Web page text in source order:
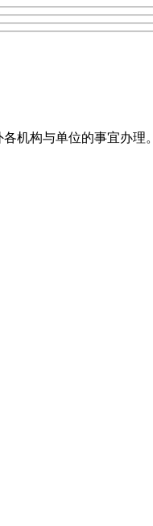
机构与单位的事宜办理。